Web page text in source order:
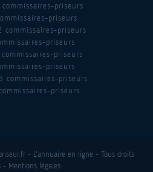
priseurs
priseurs
commissaires-priseurs
priseurs
priseurs
priseurs
commissaires-priseurs
priseurs
- L'annuaire en ligne - Tous droits
- Mentions légales